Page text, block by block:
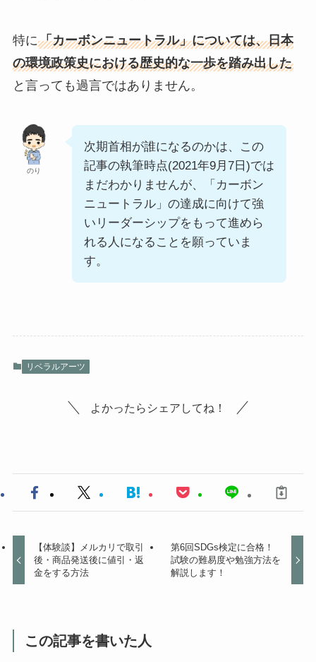
特に「カーボンニュートラル」については、日本
の環境政策史における歴史的な一歩を踏み出した
と言っても過言ではありません。
のり
次期首相が誰になるのかは、この
記事の執筆時点(2021年9月7日)では
まだわかりませんが、「カーボン
ニュートラル」の達成に向けて強
いリーダーシップをもって進めら
れる人になることを願っていま
す。
リベラルアーツ
よかったらシェアしてね！
【体験談】メルカリで取引
後・商品発送後に値引・返
金をする方法
第6回SDGs検定に合格！
試験の難易度や勉強方法を
解説します！
この記事を書いた人